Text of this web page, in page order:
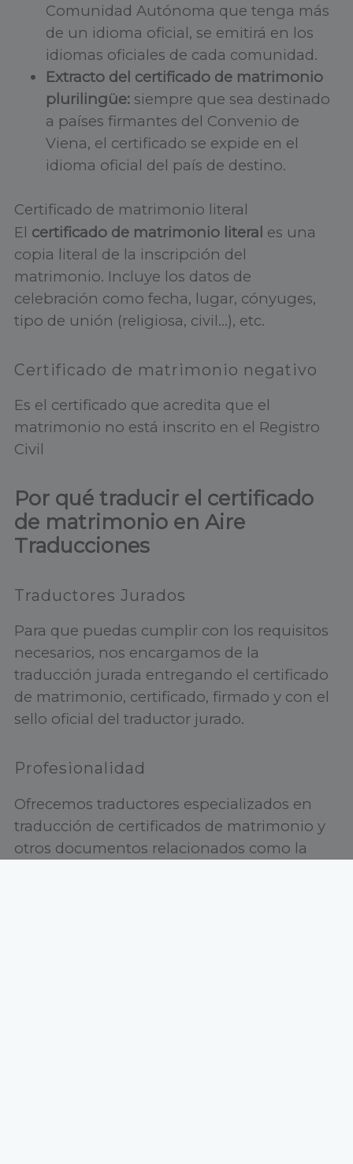
Comunidad Autónoma que tenga más
de un idioma oficial, se emitirá en los
idiomas oficiales de cada comunidad.
Extracto del certificado de matrimonio
plurilingüe: siempre que sea destinado
a países firmantes del Convenio de
Viena, el certificado se expide en el
idioma oficial del país de destino.
Certificado de matrimonio literal
El certificado de matrimonio literal es una
copia literal de la inscripción del
matrimonio. Incluye los datos de
celebración como fecha, lugar, cónyuges,
tipo de unión (religiosa, civil…), etc.
Certificado de matrimonio negativo
Es el certificado que acredita que el
matrimonio no está inscrito en el Registro
Civil
Por qué traducir el certificado
de matrimonio en Aire
Traducciones
Traductores Jurados
Para que puedas cumplir con los requisitos
necesarios, nos encargamos de la
traducción jurada entregando el certificado
de matrimonio, certificado, firmado y con el
sello oficial del traductor jurado.
Profesionalidad
Ofrecemos traductores especializados en
traducción de certificados de matrimonio y
otros documentos relacionados como la